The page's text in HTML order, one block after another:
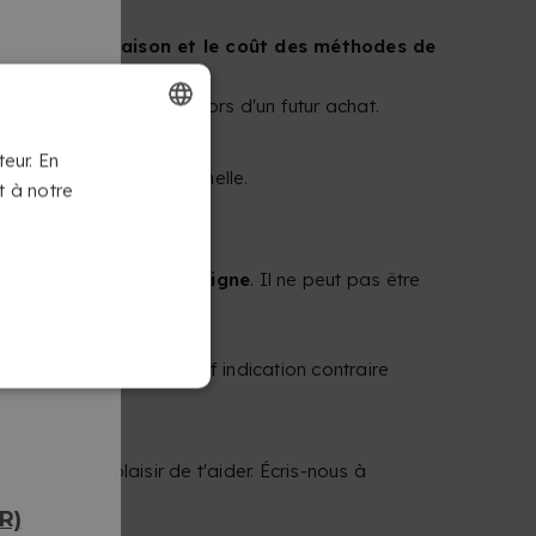
frais de livraison et le coût des méthodes de
de à utiliser lors d'un futur achat.
la période promotionnelle.
?
d'impression en ligne. Il ne peut pas être
le solde non utilisé.
, sauf indication contraire
se fera un plaisir de t'aider. Écris-nous à
En
à notre